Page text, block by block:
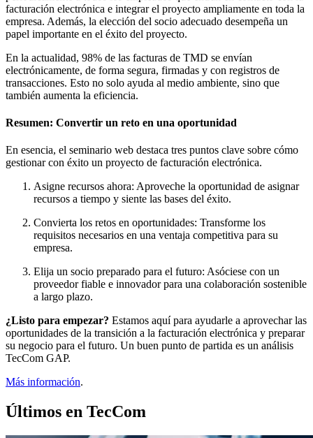
facturación electrónica e integrar el proyecto ampliamente en toda la
empresa. Además, la elección del socio adecuado desempeña un
papel importante en el éxito del proyecto.
En la actualidad, 98% de las facturas de TMD se envían
electrónicamente, de forma segura, firmadas y con registros de
transacciones. Esto no solo ayuda al medio ambiente, sino que
también aumenta la eficiencia.
Resumen: Convertir un reto en una oportunidad
En esencia, el seminario web destaca tres puntos clave sobre cómo
gestionar con éxito un proyecto de facturación electrónica.
Asigne recursos ahora: Aproveche la oportunidad de asignar
recursos a tiempo y siente las bases del éxito.
Convierta los retos en oportunidades: Transforme los
requisitos necesarios en una ventaja competitiva para su
empresa.
Elija un socio preparado para el futuro: Asóciese con un
proveedor fiable e innovador para una colaboración sostenible
a largo plazo.
¿Listo para empezar? Estamos aquí para ayudarle a aprovechar las
oportunidades de la transición a la facturación electrónica y preparar
su negocio para el futuro. Un buen punto de partida es un análisis
TecCom GAP.
Más información.
Últimos en TecCom